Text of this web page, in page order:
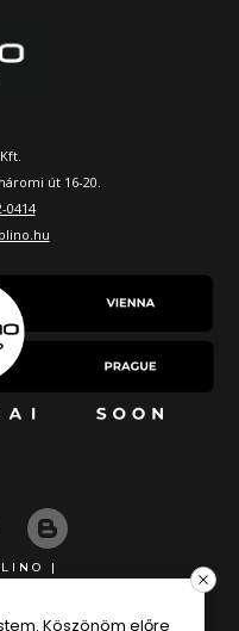
út 16-20.
0414
|
és kedves kiszolgálás,